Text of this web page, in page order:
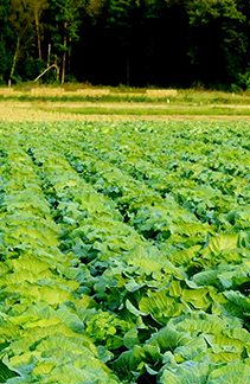
直送
食卓
た
直送
食卓
た